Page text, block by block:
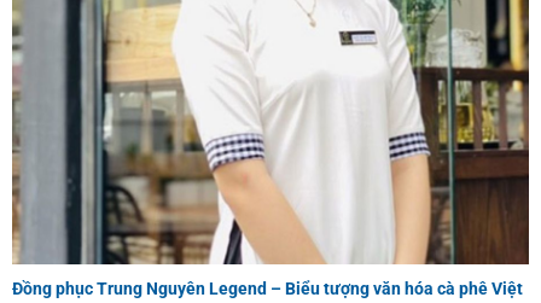
Đồng phục Trung Nguyên Legend – Biểu tượng văn hóa cà phê Việt